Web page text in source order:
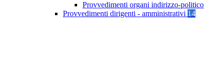
Provvedimenti organi indirizzo-politico
Provvedimenti dirigenti - amministrativi 14